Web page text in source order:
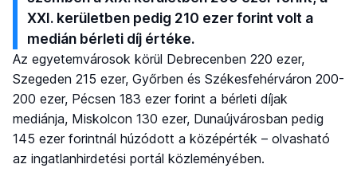
XXI. kerületben pedig 210 ezer forint volt a
medián bérleti díj értéke.
Az egyetemvárosok körül Debrecenben 220 ezer,
Szegeden 215 ezer, Győrben és Székesfehérváron 200-
200 ezer, Pécsen 183 ezer forint a bérleti díjak
mediánja, Miskolcon 130 ezer, Dunaújvárosban pedig
145 ezer forintnál húzódott a középérték – olvasható
az ingatlanhirdetési portál közleményében.